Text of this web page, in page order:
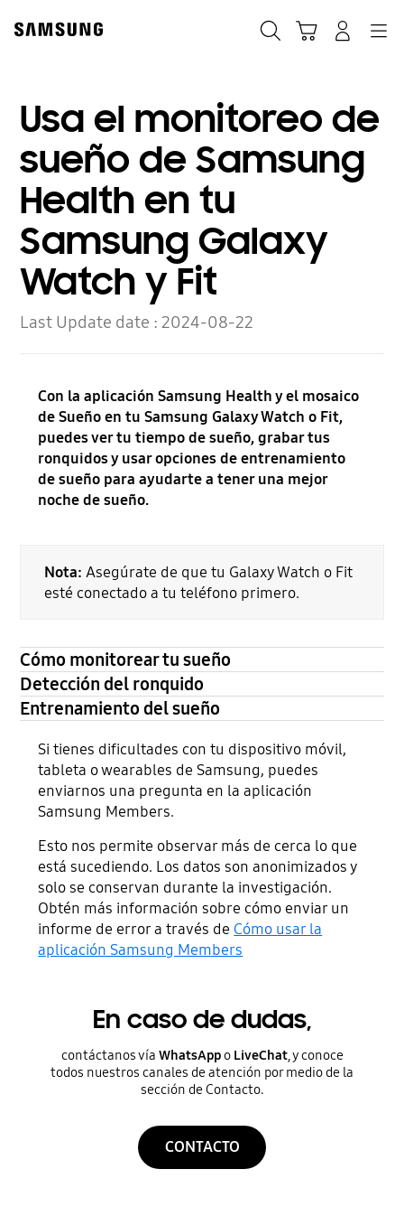
content
accessibility
Usa el monitoreo de
sueño de Samsung
Health en tu
Samsung Galaxy
Watch y Fit
Last Update date :2024-08-22
Con la aplicación Samsung Health y el mosaico
de Sueño en tu Samsung Galaxy Watch o Fit,
puedes ver tu tiempo de sueño, grabar tus
ronquidos y usar opciones de entrenamiento
de sueño para ayudarte a tener una mejor
noche de sueño.
Nota: Asegúrate de que tu Galaxy Watch o Fit
esté conectado a tu teléfono primero.
Cómo monitorear tu sueño
Detección del ronquido
Entrenamiento del sueño
Si tienes dificultades con tu dispositivo móvil,
tableta o wearables de Samsung, puedes
enviarnos una pregunta en la aplicación
Samsung Members.
Esto nos permite observar más de cerca lo que
está sucediendo. Los datos son anonimizados y
solo se conservan durante la investigación.
Obtén más información sobre cómo enviar un
informe de error a través de Cómo usar la
aplicación Samsung Members
En caso de dudas,
contáctanos vía WhatsAppo LiveChat, y conoce
todos nuestros canales de atención por medio de la
sección de Contacto.
CONTACTO